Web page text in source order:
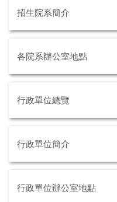
招生院系簡介
各院系辦公室地點
行政單位總覽
行政單位簡介
行政單位辦公室地點